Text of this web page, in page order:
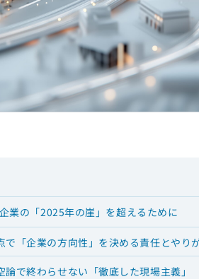
業の「2025年の崖」を超えるために
「企業の方向性」を決める責任とやり
で終わらせない「徹底した現場主義」